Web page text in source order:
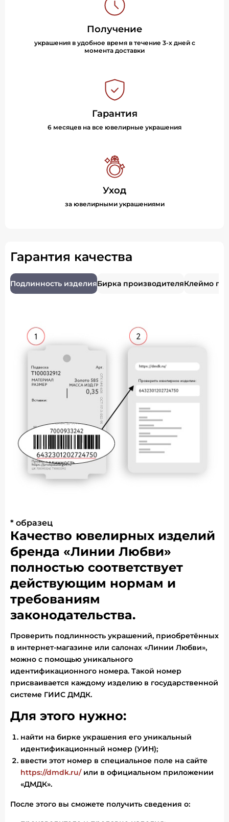
Получение
украшения в удобное время в течение 3-х дней с
момента доставки
Гарантия
6 месяцев на все ювелирные украшения
Уход
за ювелирными украшениями
Гарантия качества
Подлинность изделияБирка производителяКлеймо
* образец
Качество ювелирных изделий
бренда «Линии Любви»
полностью соответствует
действующим нормам и
требованиям
законодательства.
Проверить подлинность украшений, приобретённых
в интернет-магазине или салонах «Линии Любви»,
можно с помощью уникального
идентификационного номера. Такой номер
присваивается каждому изделию в государственной
системе ГИИС ДМДК.
Для этого нужно:
найти на бирке украшения его уникальный
идентификационный номер (УИН);
ввести этот номер в специальное поле на сайте
https://dmdk.ru/или в официальном приложении
«ДМДК».
После этого вы сможете получить сведения о: